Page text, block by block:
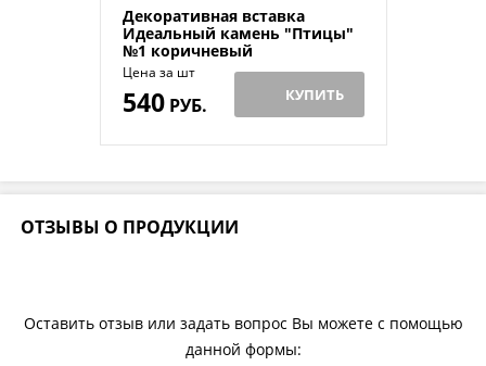
Декоративная вставка
Идеальный камень "Птицы"
№1 коричневый
Цена за шт
540РУБ. КУПИТЬ
ОТЗЫВЫ О ПРОДУКЦИИ
Оставить отзыв или задать вопрос Вы можете с помощью
данной формы: